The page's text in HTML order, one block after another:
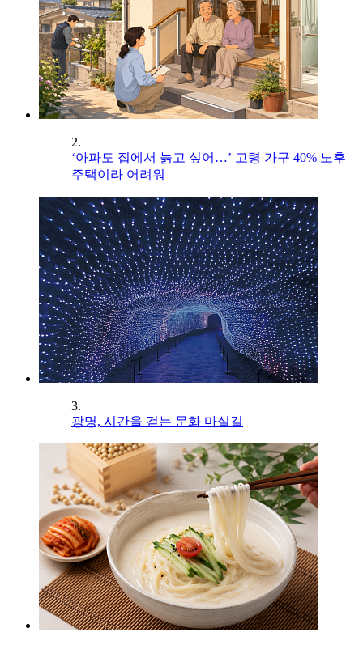
2.
‘아파도 집에서 늙고 싶어…’ 고령 가구 40% 노후
주택이라 어려워
3.
광명, 시간을 걷는 문화 마실길